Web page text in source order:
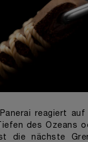
reagiert
Tiefen des Ozeans
die nächste